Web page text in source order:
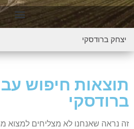
תוצאות חיפוש
ברודסקי
זה נראה שאנחנו לא מצליחים למצוא